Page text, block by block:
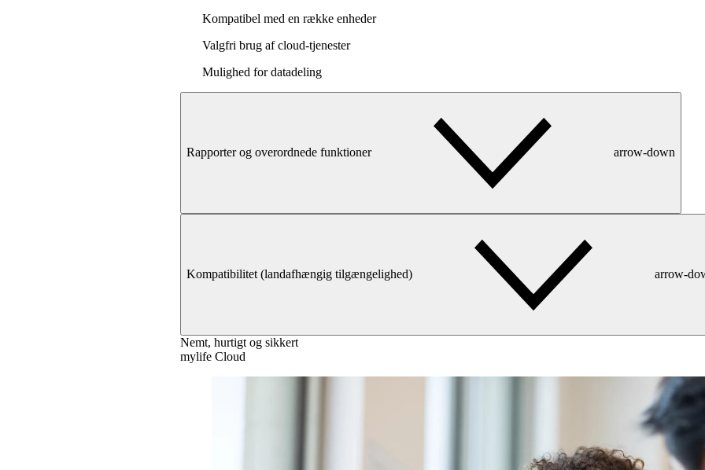
Kompatibel med en række enheder
Valgfri brug af cloud-tjenester
Mulighed for datadeling
Rapporter og overordnede funktioner arrow-down
Kompatibilitet (landafhængig tilgængelighed) arrow-
Nemt, hurtigt og sikkert
mylife Cloud